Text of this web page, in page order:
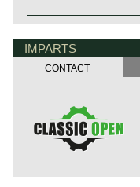
This automobile was
Specifications known
the car.
IMPARTS
CONTACT